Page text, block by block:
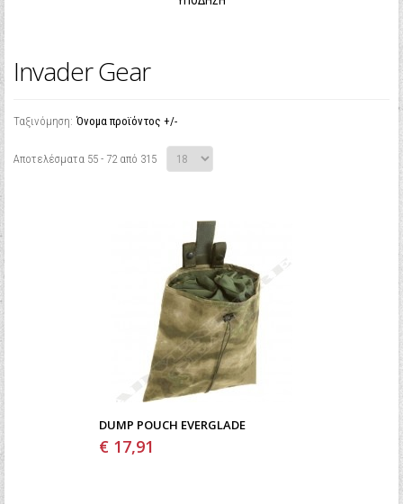
Invader Gear
Ταξινόμηση: Όνομα προϊόντος +/-
Αποτελέσματα 55 - 72 από 315
DUMP POUCH EVERGLADE
€ 17,91